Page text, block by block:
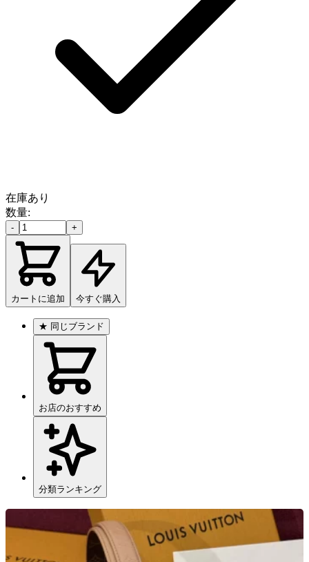
在庫あり
数量:
- +
カートに追加 今すぐ購入
★ 同じブランド
お店のおすすめ
分類ランキング